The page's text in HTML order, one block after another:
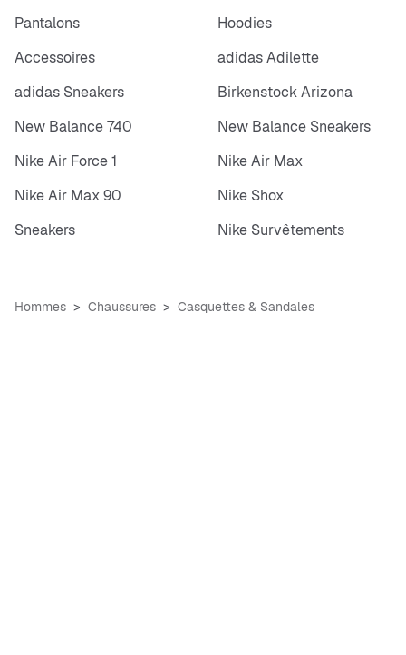
Pantalons
Hoodies
Accessoires
adidas Adilette
adidas Sneakers
Birkenstock Arizona
New Balance 740
New Balance Sneakers
Nike Air Force 1
Nike Air Max
Nike Air Max 90
Nike Shox
Sneakers
Nike Survêtements
Hommes Chaussures Casquettes & Sandales